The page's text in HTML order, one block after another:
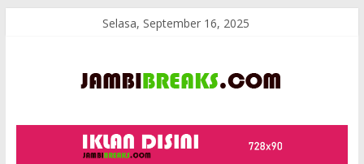
Selasa, September 16, 2025
JambiBreaks